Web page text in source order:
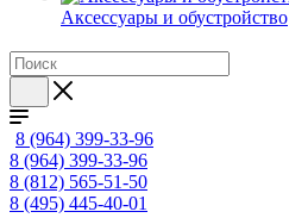
Аксессуары и обустройство
8 (964) 399-33-96
8 (964) 399-33-96
8 (812) 565-51-50
8 (495) 445-40-01